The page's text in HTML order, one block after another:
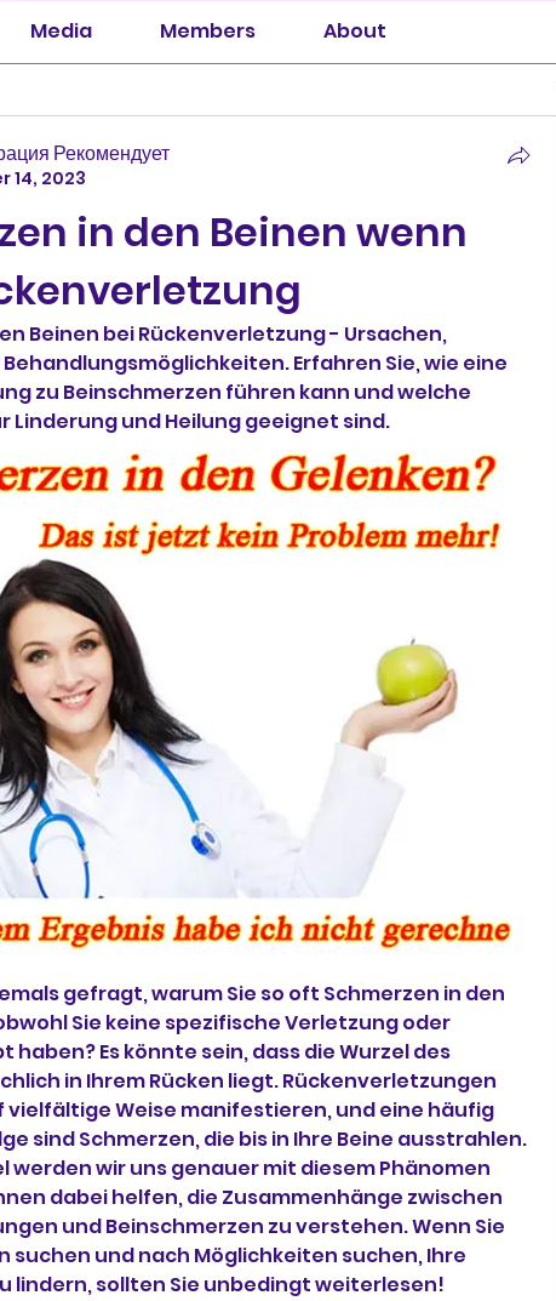
Media Members About
Рекомендует
14, 2023
in den Beinen wenn
Beinen bei Rückenverletzung - Ursachen,
Erfahren Sie, wie eine
zu Beinschmerzen führen kann und welche
Linderung und Heilung geeignet sind.
gefragt, warum Sie so oft Schmerzen in den
Sie keine spezifische Verletzung oder
haben? Es könnte sein, dass die Wurzel des
in Ihrem Rücken liegt. Rückenverletzungen
vielfältige Weise manifestieren, und eine häufig
sind Schmerzen, die bis in Ihre Beine ausstrahlen.
werden wir uns genauer mit diesem Phänomen
dabei helfen, die Zusammenhänge zwischen
und Beinschmerzen zu verstehen. Wenn Sie
suchen und nach Möglichkeiten suchen, Ihre
lindern, sollten Sie unbedingt weiterlesen!